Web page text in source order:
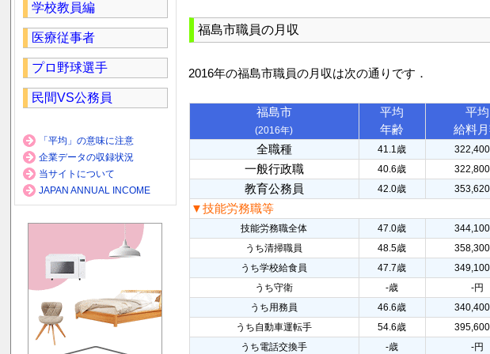
福島市職員の月収
2016年の福島市職員の月収は次の通りです．
福島市
(2016年)
平均
年齢
平均
給料
全職種
41.1歳
一般行政職 40.6歳
教育公務員 42.0歳
▼技能労務職等
技能労務職全体 47.0歳
うち清掃職員
48.5歳
うち学校給食員
47.7歳
うち守衛
-歳 -円
うち用務員
46.6歳
うち自動車運転手
54.6歳
うち電話交換手
-歳 -円
学校教員編
医療従事者
プロ野球選手
民間VS公務員
「平均」の意味に注意
企業データの収録状況
当サイトについて
JAPAN ANNUAL INCOME